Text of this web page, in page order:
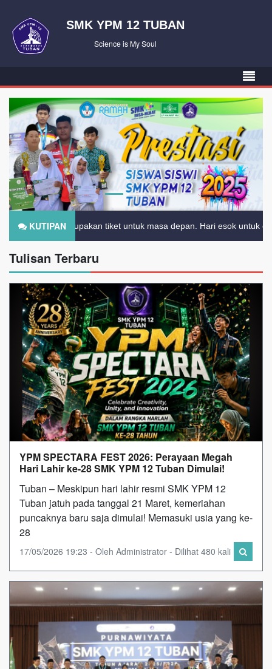
SMK YPM 12 TUBAN
Science is My Soul
KUTIPAN
merupakan tiket untuk masa depan. Hari esok untuk orang-
Tulisan Terbaru
YPM SPECTARA FEST 2026: Perayaan Megah
Hari Lahir ke-28 SMK YPM 12 Tuban Dimulai!
Tuban – Meskipun hari lahir resmi SMK YPM 12
Tuban jatuh pada tanggal 21 Maret, kemeriahan
puncaknya baru saja dimulai! Memasuki usia yang ke-
28
17/05/2026 19:23 - Oleh Administrator - Dilihat 480 kali